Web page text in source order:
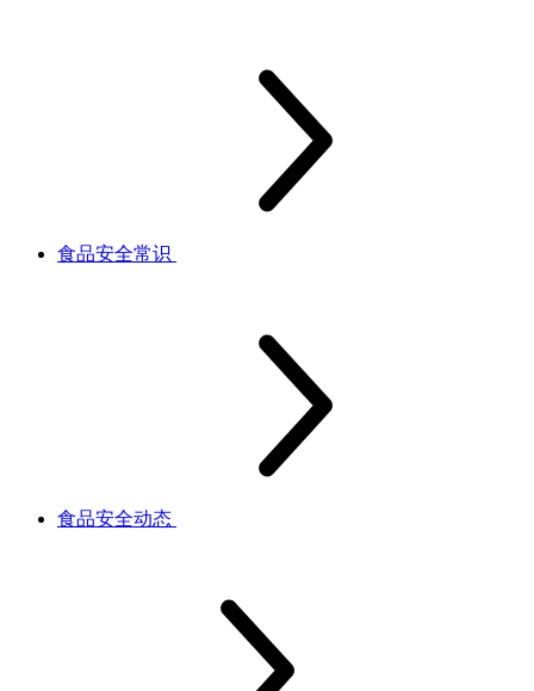
食品安全常识
食品安全动态